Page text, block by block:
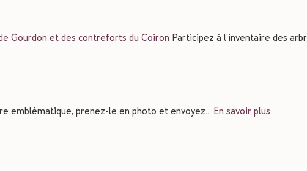
Gourdon et des contreforts du Coiron Participez à l’inventaire des
emblématique, prenez-le en photo et envoyez… En savoir plus